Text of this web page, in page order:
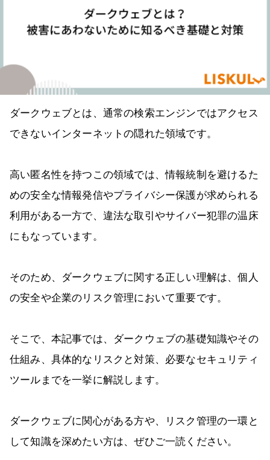
ダークウェブとは、通常の検索エンジンではアクセス
できないインターネットの隠れた領域です。
高い匿名性を持つこの領域では、情報統制を避けるた
めの安全な情報発信やプライバシー保護が求められる
利用がある一方で、違法な取引やサイバー犯罪の温床
にもなっています。
そのため、ダークウェブに関する正しい理解は、個人
の安全や企業のリスク管理において重要です。
そこで、本記事では、ダークウェブの基礎知識やその
仕組み、具体的なリスクと対策、必要なセキュリティ
ツールまでを一挙に解説します。
ダークウェブに関心がある方や、リスク管理の一環と
して知識を深めたい方は、ぜひご一読ください。